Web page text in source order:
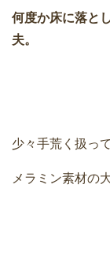
何度か床に落と
夫。
少々手荒く扱っ
メラミン素材の